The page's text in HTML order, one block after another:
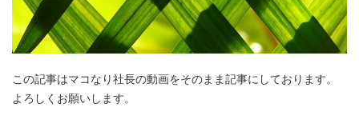
この記事はマコなり社長の動画をそのまま記事にしております。
よろしくお願いします。